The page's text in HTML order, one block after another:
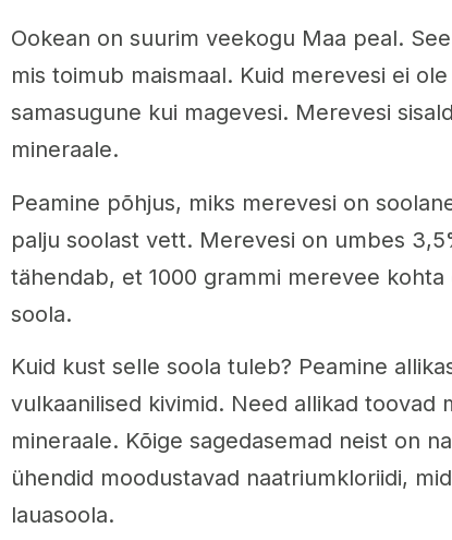
Ookean on suurim veekogu Maa peal.
mis toimub maismaal. Kuid merevesi ei
samasugune kui magevesi. Merevesi
mineraale.
Peamine põhjus, miks merevesi on
palju soolast vett. Merevesi on umbes
tähendab, et 1000 grammi merevee
soola.
Kuid kust selle soola tuleb? Peamine
vulkaanilised kivimid. Need allikad toovad
mineraale. Kõige sagedasemad neist on
ühendid moodustavad naatriumkloriidi,
lauasoola.